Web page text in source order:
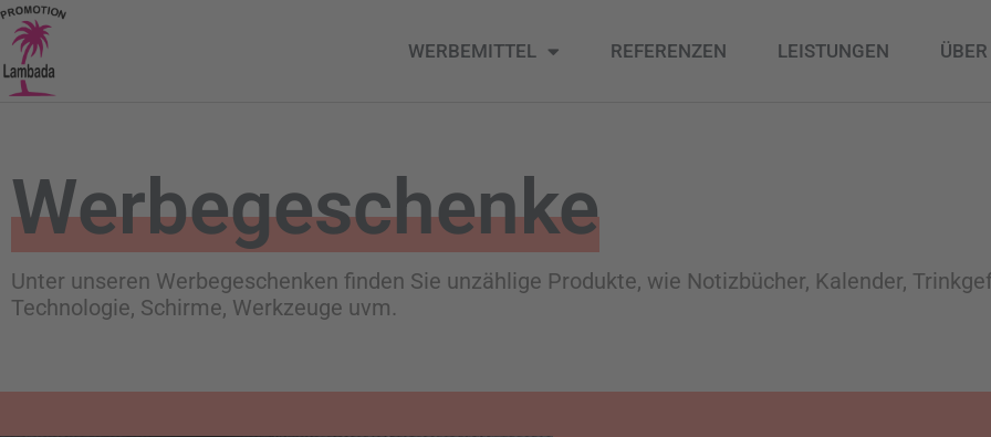
WERBEMITTEL REFERENZEN LEISTUNGEN
Werbegeschenke
Unter unseren Werbegeschenken finden Sie unzählige Produkte, wie Notizbücher, Kalender,
Technologie, Schirme, Werkzeuge uvm.